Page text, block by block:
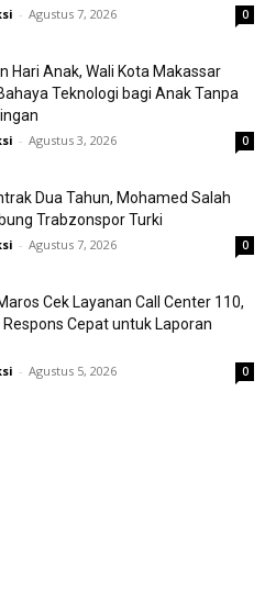
- Agustus 7, 2026 0
Hari Anak, Wali Kota Makassar
Teknologi bagi Anak Tanpa
- Agustus 3, 2026 0
Dua Tahun, Mohamed Salah
Trabzonspor Turki
- Agustus 7, 2026 0
Cek Layanan Call Center 110,
Cepat untuk Laporan
- Agustus 5, 2026 0